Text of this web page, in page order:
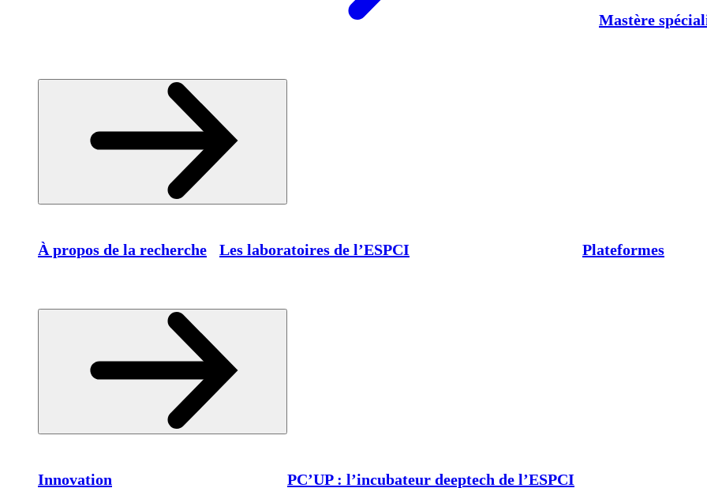
Mastère
À propos de la recherche Les laboratoires de l’ESPCI Plateformes
Innovation PC’UP : l’incubateur deeptech de l’ESPCI